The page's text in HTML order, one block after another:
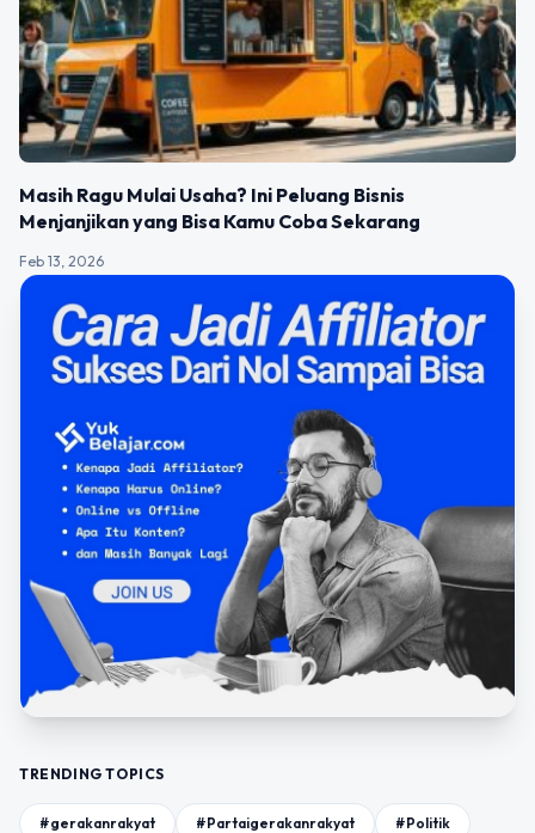
Masih Ragu Mulai Usaha? Ini Peluang Bisnis
Menjanjikan yang Bisa Kamu Coba Sekarang
Feb 13, 2026
TRENDING TOPICS
#gerakanrakyat #Partaigerakanrakyat #Politik